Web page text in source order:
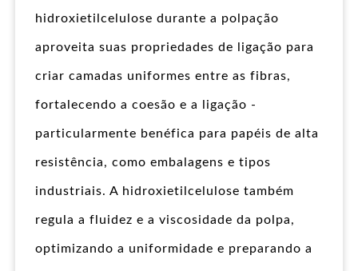
hidroxietilcelulose durante a polpação
aproveita suas propriedades de ligação para
criar camadas uniformes entre as fibras,
fortalecendo a coesão e a ligação -
particularmente benéfica para papéis de alta
resistência, como embalagens e tipos
industriais. A hidroxietilcelulose também
regula a fluidez e a viscosidade da polpa,
optimizando a uniformidade e preparando a